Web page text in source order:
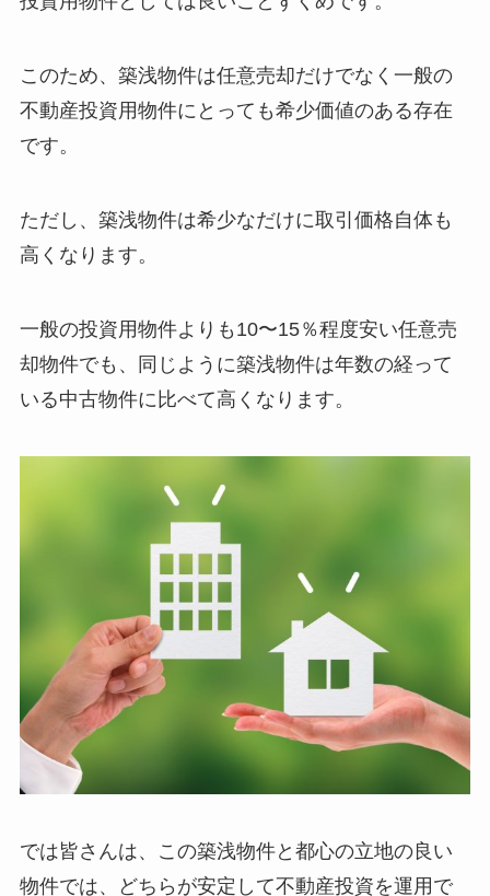
このため、築浅物件は任意売却だけでなく一般の
不動産投資用物件にとっても希少価値のある存在
です。
ただし、築浅物件は希少なだけに取引価格自体も
高くなります。
一般の投資用物件よりも10〜15％程度安い任意売
却物件でも、同じように築浅物件は年数の経って
いる中古物件に比べて高くなります。
では皆さんは、この築浅物件と都心の立地の良い
物件では、どちらが安定して不動産投資を運用で